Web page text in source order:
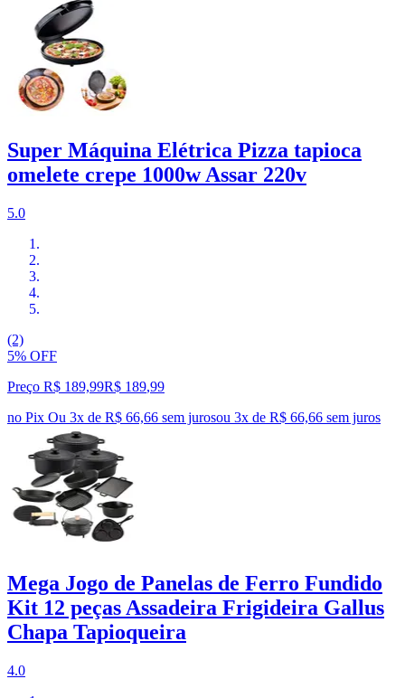
Super Máquina Elétrica Pizza tapioca
omelete crepe 1000w Assar 220v
5.0
(2)
5% OFF
Preço R$ 189,99R$ 189,99
no Pix Ou 3x de R$ 66,66 sem jurosou 3x de R$ 66,66 sem juros
Mega Jogo de Panelas de Ferro Fundido
Kit 12 peças Assadeira Frigideira Gallus
Chapa Tapioqueira
4.0